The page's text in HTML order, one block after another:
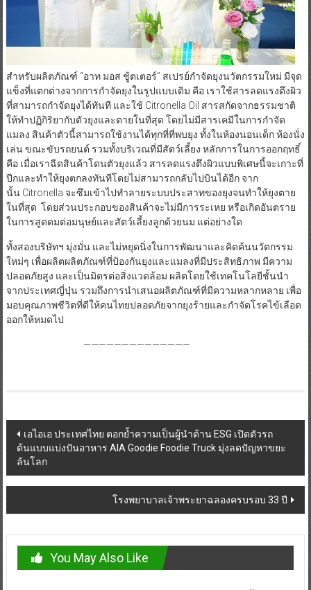
สำหรับผลิตภัณฑ์ “อาท มอส ชู้ตเตอร์” สเปรย์กำจัดยุงนวัตกรรมใหม่ มีจุด
แข็งที่แตกต่างจากการกำจัดยุงในรูปแบบเดิม คือ เราใช้สารลดแรงตึงผิว
ที่สามารถกำจัดยุงได้ทันที และใช้ Citronella Oil สารสกัดจากธรรมชาติ
ให้ทำปฏิกิริยากับตัวยุงและตายในที่สุด โดยไม่มีสารเคมีในการกำจัด
แมลง สินค้าตัวนี้สามารถใช้งานได้ทุกที่ที่พบยุง ทั้งในห้องนอนเด็ก ห้องนั่ง
เล่น ขณะขับรถยนต์ รวมทั้งบริเวณที่มีสัตว์เลี้ยง หลักการในการออกฤทธิ์
คือ เมื่อเราฉีดสินค้าโดนตัวยุงแล้ว สารลดแรงตึงผิวแบบพิเศษนี้จะเกาะที่
ปีกและทำให้ยุงตกลงทันทีโดยไม่สามารถกลับไปบินได้อีก จาก
นั้น Citronella จะซึมเข้าไปทำลายระบบประสาทของยุงจนทำให้ยุงตาย
ในที่สุด โดยส่วนประกอบของสินค้าจะไม่มีการระเหย หรือเกิดอันตราย
ในการสูดดมต่อมนุษย์และสัตว์เลี้ยงลูกด้วยนม แต่อย่างใด
ทั้งสองบริษัทฯ มุ่งมั่น และไม่หยุดนิ่งในการพัฒนาและคิดค้นนวัตกรรม
ใหม่ๆ เพื่อผลิตผลิตภัณฑ์ที่ป้องกันยุงและแมลงที่มีประสิทธิภาพ มีความ
ปลอดภัยสูง และเป็นมิตรต่อสิ่งแวดล้อม ผลิตโดยใช้เทคโนโลยีชั้นนำ
จากประเทศญี่ปุ่น รวมถึงการนำเสนอผลิตภัณฑ์ที่มีความหลากหลาย เพื่อ
มอบคุณภาพชีวิตที่ดีให้คนไทยปลอดภัยจากยุงร้ายและกำจัดโรคไข้เลือด
ออกให้หมดไป
——————————————
Post
navigation
เอไอเอ ประเทศไทย ตอกย้ำความเป็นผู้นำด้าน ESG เปิดตัวรถ
ต้นแบบแบ่งปันอาหาร AIA Goodie Foodie Truck มุ่งลดปัญหาขยะ
ล้นโลก
โรงพยาบาลเจ้าพระยาฉลองครบรอบ 33 ปี
You May Also Like